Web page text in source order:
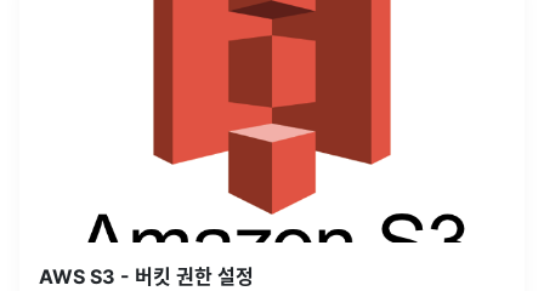
AWS S3 - 버킷 권한 설정